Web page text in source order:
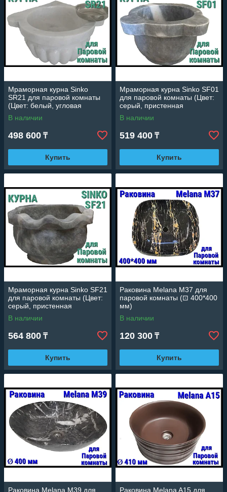
Мраморная курна Sinko
SR21 для паровой комнаты
(Цвет: белый, угловая
установка)
В наличии
498 600 ₸
Купить
Мраморная курна Sinko SF01
для паровой комнаты (Цвет:
серый, пристенная
установка)
В наличии
519 400 ₸
Купить
Мраморная курна Sinko SF21
для паровой комнаты (Цвет:
серый, пристенная
установка)
В наличии
564 800 ₸
Купить
Раковина Melana M37 для
паровой комнаты (⊡ 400*400
мм)
В наличии
120 300 ₸
Купить
Раковина Melana M39 для Раковина Melana A15 для